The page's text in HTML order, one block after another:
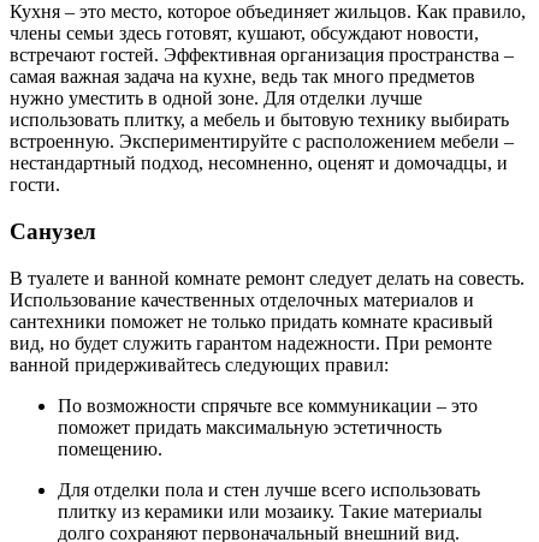
Кухня – это место, которое объединяет жильцов. Как правило,
члены семьи здесь готовят, кушают, обсуждают новости,
встречают гостей. Эффективная организация пространства –
самая важная задача на кухне, ведь так много предметов
нужно уместить в одной зоне. Для отделки лучше
использовать плитку, а мебель и бытовую технику выбирать
встроенную. Экспериментируйте с расположением мебели –
нестандартный подход, несомненно, оценят и домочадцы, и
гости.
Санузел
В туалете и ванной комнате ремонт следует делать на совесть.
Использование качественных отделочных материалов и
сантехники поможет не только придать комнате красивый
вид, но будет служить гарантом надежности. При ремонте
ванной придерживайтесь следующих правил:
По возможности спрячьте все коммуникации – это
поможет придать максимальную эстетичность
помещению.
Для отделки пола и стен лучше всего использовать
плитку из керамики или мозаику. Такие материалы
долго сохраняют первоначальный внешний вид.